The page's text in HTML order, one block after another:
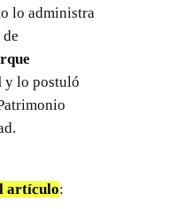
lo administra
y lo postuló
artículo: